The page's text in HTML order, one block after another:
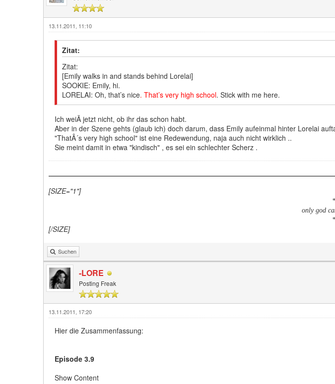
13.11.2011, 11:10
Zitat:
Zitat:
[Emily walks in and stands behind Lorelai]
SOOKIE: Emily, hi.
LORELAI: Oh, that’s nice. That’s very high school. Stick with me here.
Ich weiÃ jetzt nicht, ob ihr das schon habt.
Aber in der Szene gehts (glaub ich) doch darum, dass Emily aufeinmal hinter Lorelai
"ThatÂ´s very high school" ist eine Redewendung, naja auch nicht wirklich ..
Sie meint damit in etwa "kindisch" , es sei ein schlechter Scherz .
[SIZE="1"]
*
only god
*
[/SIZE]
Suchen
-LORE
Posting Freak
13.11.2011, 17:20
Hier die Zusammenfassung:
Episode 3.9
Show Content